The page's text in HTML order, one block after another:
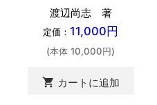
渡辺尚志 著
定価： 11,000円
(本体 10,000円)
shopping_cart カートに追加